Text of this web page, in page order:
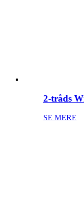
2-tråds
SE MERE